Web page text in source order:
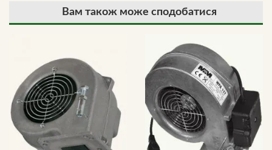
Вам також може сподобатися